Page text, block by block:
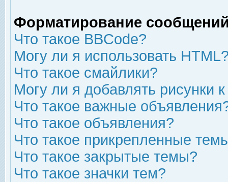
Форматирование
Что такое BBCode?
Могу ли я использовать
Что такое смайлики?
Могу ли я добавлять рисунки
Что такое важные
Что такое объявления?
Что такое прикрепленные
Что такое закрытые темы?
Что такое значки тем?